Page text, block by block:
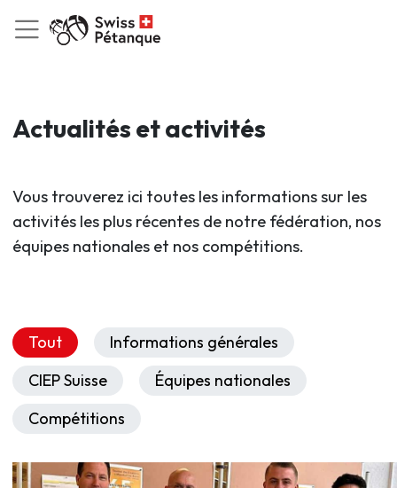
Actualités et activités
Vous trouverez ici toutes les informations sur les
activités les plus récentes de notre fédération, nos
équipes nationales et nos compétitions.
Tout
Informations générales
CIEP Suisse
Équipes nationales
Compétitions